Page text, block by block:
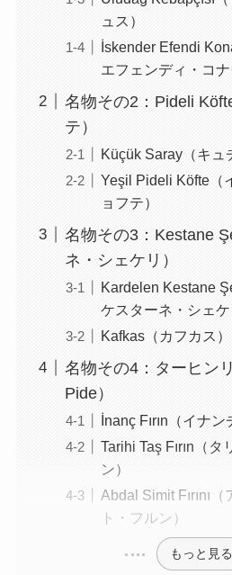
ュス）
İskender Efendi
エフェンディ・コナ
名物その2：Pideli
テ）
Küçük Saray（キュ
Yeşil Pideli Köfte（
ョフテ）
名物その3：Kestane
ネ・シェケリ）
Kardelen Kestane
ケスターネ・シェケ
Kafkas（カフカス）
名物その4：ターヒン
Pide）
İnanç Fırın（イナン
Tarihi Taş Fırın（
ン）
Abdal Simit Fırını
ト・フルン）
もっと見る